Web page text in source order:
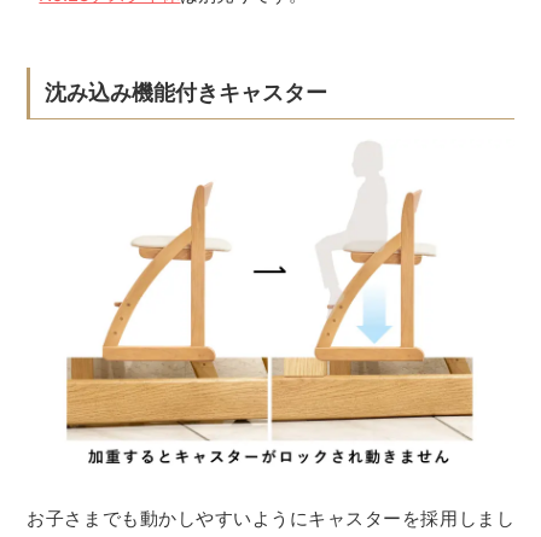
沈み込み機能付きキャスター
お子さまでも動かしやすいようにキャスターを採用しまし